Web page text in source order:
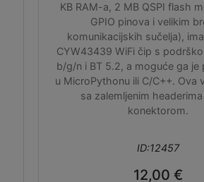
KB RAM-a, 2 MB QSPI flash
GPIO pinova i velikim
komunikacijskih sučelja),
CYW43439 WiFi čip s
b/g/n i BT 5.2, a moguće ga je
u MicroPythonu ili C/C++. Ova
sa zalemljenim headerima
konektorom.
ID:12457
12,00 €